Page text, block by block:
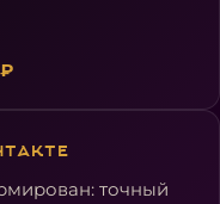
точный